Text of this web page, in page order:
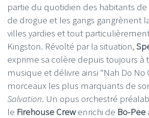
partie du quotidien des habitants
de drogue et les gangs gangrènent
villes yardies et tout
Kingston. Révolté par la situation,
exprime sa colère depuis toujours à
musique et délivre ainsi “Nah Do No
morceaux les plus marquants de
Salvation. Un opus orchestré
le Firehouse Crewenrichi de Bo-Pee